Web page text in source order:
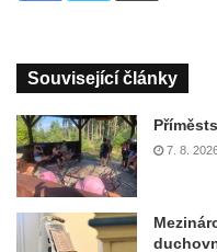
Související články
7. 8.